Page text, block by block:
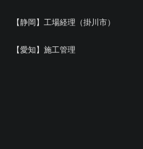
【静岡】工場経理（掛川市）
【愛知】施工管理